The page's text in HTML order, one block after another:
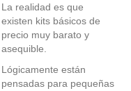
La realidad es que
existen kits básicos de
precio muy barato y
asequible.
Lógicamente están
pensadas para pequeñas